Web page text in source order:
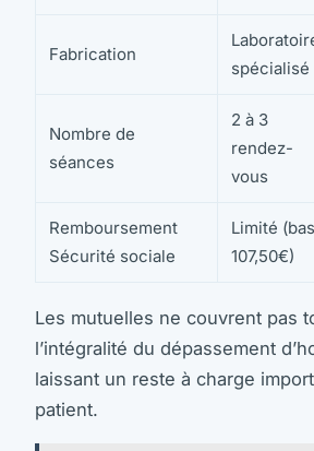
Fabrication
spécialisé
Nombre de
séances
2 à 3
rendez-
vous
Remboursement
Sécurité sociale
Limité
107,50€)
Les mutuelles ne couvrent pas
l’intégralité du dépassement
laissant un reste à charge
patient.